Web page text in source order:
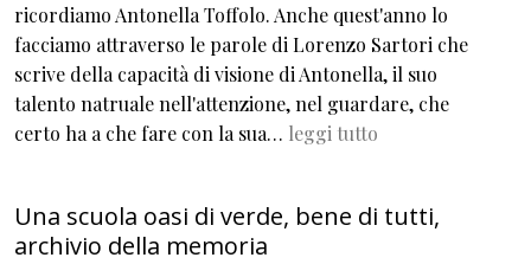
ricordiamo Antonella Toffolo. Anche quest'anno lo
facciamo attraverso le parole di Lorenzo Sartori che
scrive della capacità di visione di Antonella, il suo
talento natruale nell'attenzione, nel guardare, che
certo ha a che fare con la sua… leggi tutto
Una scuola oasi di verde, bene di tutti,
archivio della memoria